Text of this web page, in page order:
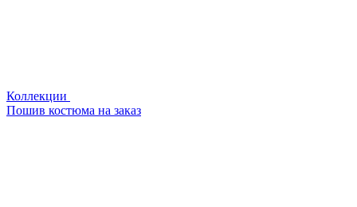
Коллекции
Пошив костюма на заказ